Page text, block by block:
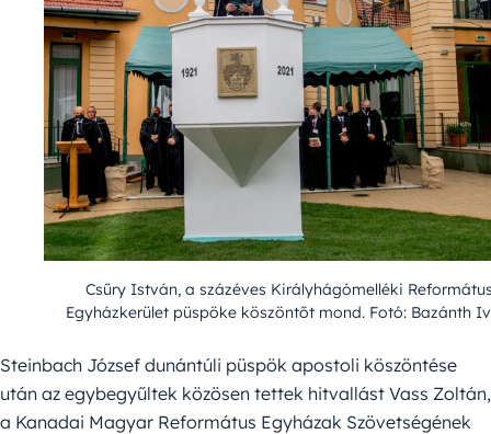
Csűry István, a százéves Királyhágómelléki
Egyházkerület püspöke köszöntőt mond. Fotó: Bazánth
Steinbach József dunántúli püspök apostoli köszöntése
után az egybegyűltek közösen tettek hitvallást Vass Zoltán,
a Kanadai Magyar Református Egyházak Szövetségének